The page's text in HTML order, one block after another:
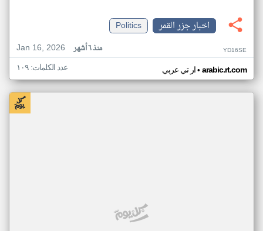
اخبار جزر القمر
Politics
Jan 16, 2026
منذ ٦ أشهر YD16SE
ار تي عربي• arabic.rt.com عدد الكلمات: ١٠٩